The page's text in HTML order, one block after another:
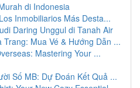
di Indonesia
Inmobiliarios Más Desta...
Daring Unggul di Tanah Air
Mua Vé & Hướng Dẫn ...
Mastering Your ...
Số MB: Dự Đoán Kết Quả ...